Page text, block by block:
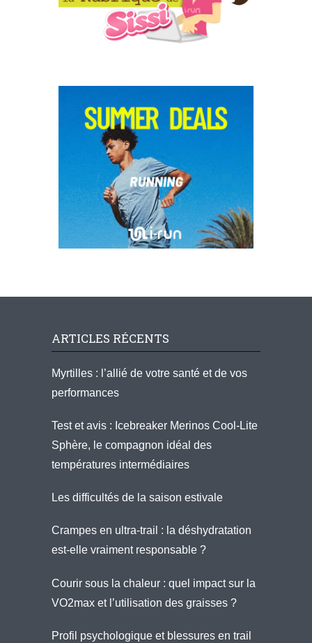
ARTICLES RÉCENTS
Myrtilles : l’allié de votre santé et de vos
performances
Test et avis : Icebreaker Merinos Cool-Lite
Sphère, le compagnon idéal des
températures intermédiaires
Les difficultés de la saison estivale
Crampes en ultra-trail : la déshydratation
est-elle vraiment responsable ?
Courir sous la chaleur : quel impact sur la
VO2max et l’utilisation des graisses ?
Profil psychologique et blessures en trail